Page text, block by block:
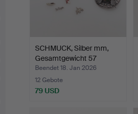
SCHMUCK, Silber mm,
Gesamtgewicht 57
Gramm.
Beendet 18. Jan 2026
12 Gebote
79 USD